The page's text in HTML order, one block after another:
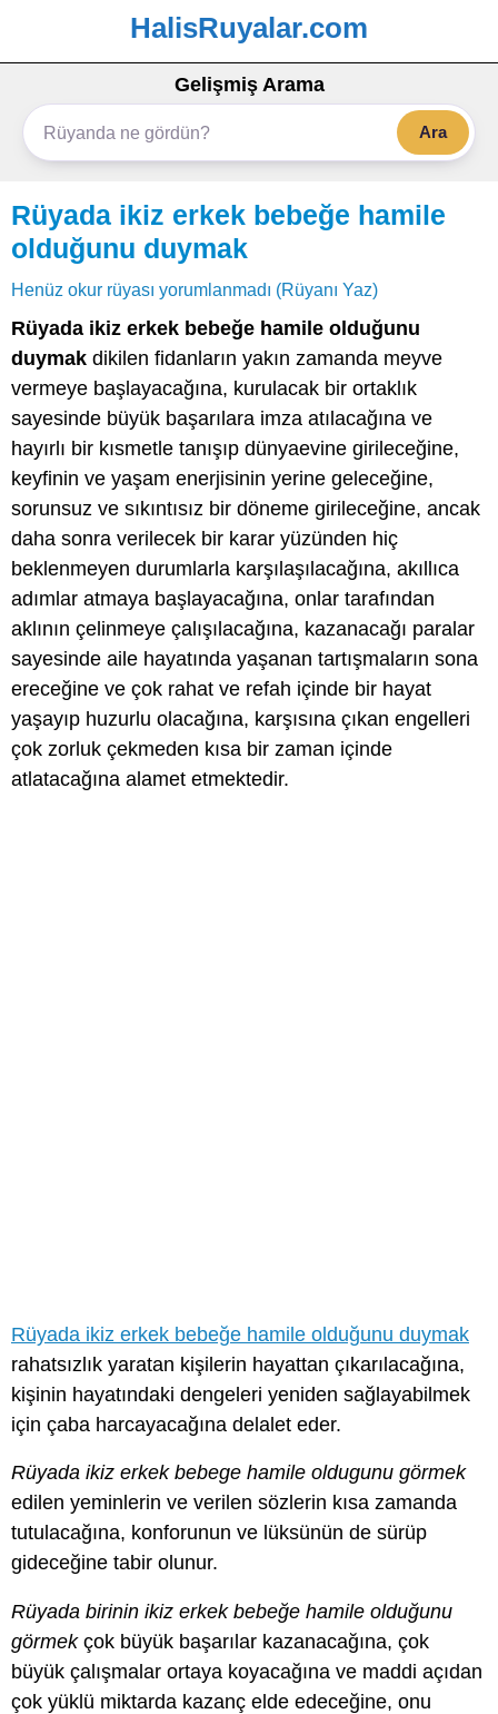
HalisRuyalar.com
Gelişmiş Arama
Ara
Rüyada ikiz erkek bebeğe hamile
olduğunu duymak
Henüz okur rüyası yorumlanmadı (Rüyanı Yaz)
Rüyada ikiz erkek bebeğe hamile olduğunu
duymak dikilen fidanların yakın zamanda meyve
vermeye başlayacağına, kurulacak bir ortaklık
sayesinde büyük başarılara imza atılacağına ve
hayırlı bir kısmetle tanışıp dünyaevine girileceğine,
keyfinin ve yaşam enerjisinin yerine geleceğine,
sorunsuz ve sıkıntısız bir döneme girileceğine, ancak
daha sonra verilecek bir karar yüzünden hiç
beklenmeyen durumlarla karşılaşılacağına, akıllıca
adımlar atmaya başlayacağına, onlar tarafından
aklının çelinmeye çalışılacağına, kazanacağı paralar
sayesinde aile hayatında yaşanan tartışmaların sona
ereceğine ve çok rahat ve refah içinde bir hayat
yaşayıp huzurlu olacağına, karşısına çıkan engelleri
çok zorluk çekmeden kısa bir zaman içinde
atlatacağına alamet etmektedir.
Rüyada ikiz erkek bebeğe hamile olduğunu duymak
rahatsızlık yaratan kişilerin hayattan çıkarılacağına,
kişinin hayatındaki dengeleri yeniden sağlayabilmek
için çaba harcayacağına delalet eder.
Rüyada ikiz erkek bebege hamile oldugunu görmek
edilen yeminlerin ve verilen sözlerin kısa zamanda
tutulacağına, konforunun ve lüksünün de sürüp
gideceğine tabir olunur.
Rüyada birinin ikiz erkek bebeğe hamile olduğunu
görmekçok büyük başarılar kazanacağına, çok
büyük çalışmalar ortaya koyacağına ve maddi açıdan
çok yüklü miktarda kazanç elde edeceğine, onu